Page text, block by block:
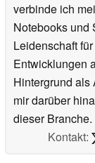
verbinde ich
Notebooks und
Leidenschaft
Entwicklungen
Hintergrund als
mir darüber
dieser Branche.
Kontakt: